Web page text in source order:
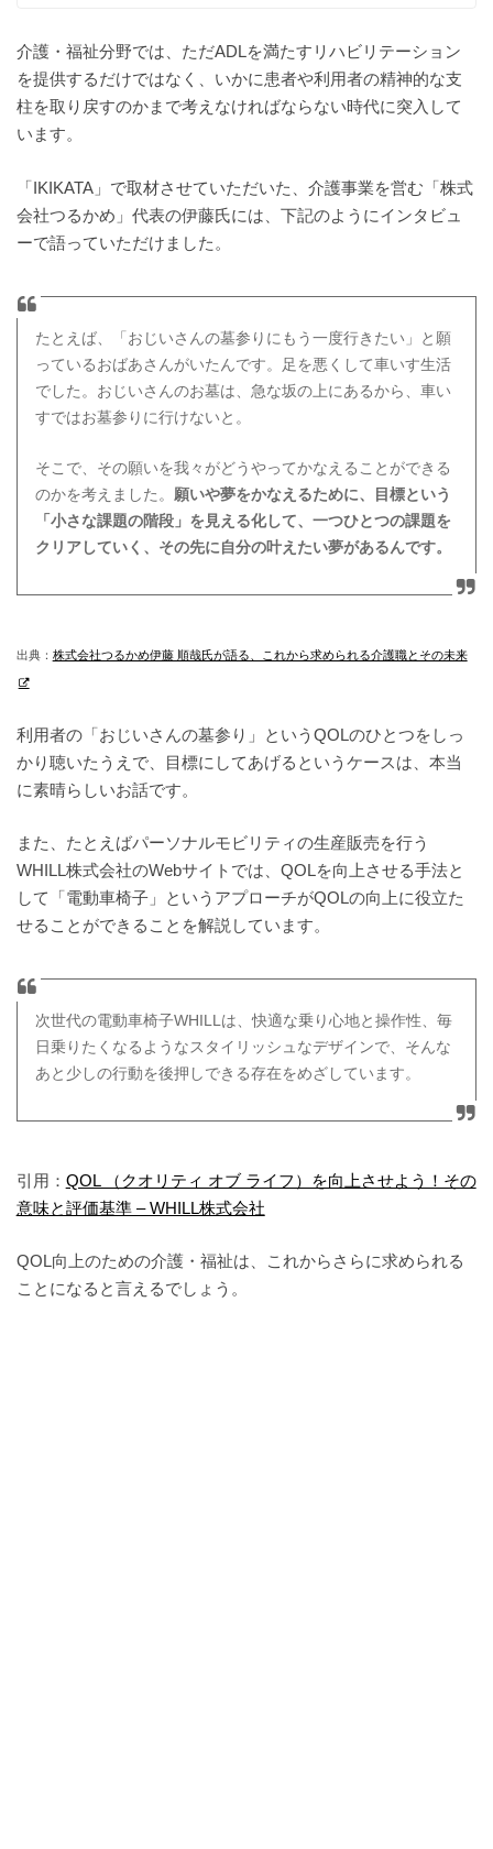
介護・福祉分野では、ただADLを満たすリハビリテーション
を提供するだけではなく、いかに患者や利用者の精神的な支
柱を取り戻すのかまで考えなければならない時代に突入して
います。
「IKIKATA」で取材させていただいた、介護事業を営む「株式
会社つるかめ」代表の伊藤氏には、下記のようにインタビュ
ーで語っていただけました。
たとえば、「おじいさんの墓参りにもう一度行きたい」と願
っているおばあさんがいたんです。足を悪くして車いす生活
でした。おじいさんのお墓は、急な坂の上にあるから、車い
すではお墓参りに行けないと。
そこで、その願いを我々がどうやってかなえることができる
のかを考えました。 願いや夢をかなえるために、目標という
「小さな課題の階段」を見える化して、一つひとつの課題を
クリアしていく、その先に自分の叶えたい夢があるんです。
出典： 株式会社つるかめ伊藤 順哉氏が語る、これから求められる介護職とその未来
利用者の「おじいさんの墓参り」というQOLのひとつをしっ
かり聴いたうえで、目標にしてあげるというケースは、本当
に素晴らしいお話です。
また、たとえばパーソナルモビリティの生産販売を行う
WHILL株式会社のWebサイトでは、QOLを向上させる手法と
して「電動車椅子」というアプローチがQOLの向上に役立た
せることができることを解説しています。
次世代の電動車椅子WHILLは、快適な乗り心地と操作性、毎
日乗りたくなるようなスタイリッシュなデザインで、そんな
あと少しの行動を後押しできる存在をめざしています。
引用： QOL （クオリティ オブ ライフ）を向上させよう！その
意味と評価基準 – WHILL株式会社
QOL向上のための介護・福祉は、これからさらに求められる
ことになると言えるでしょう。